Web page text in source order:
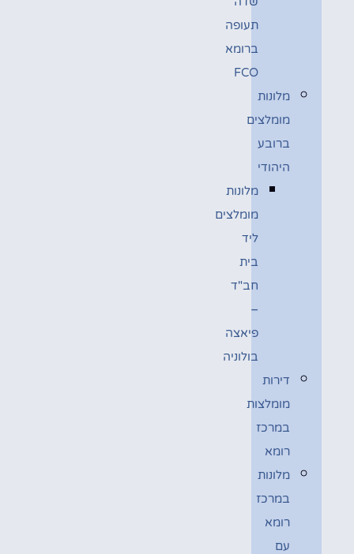
תעופה
ברומא
FCO
מלונות
מומלצים
ברובע
היהודי
מלונות
מומלצים
ליד
בית
חב"ד
–
פיאצה
בולוניה
דירות
מומלצות
במרכז
רומא
מלונות
במרכז
רומא
עם